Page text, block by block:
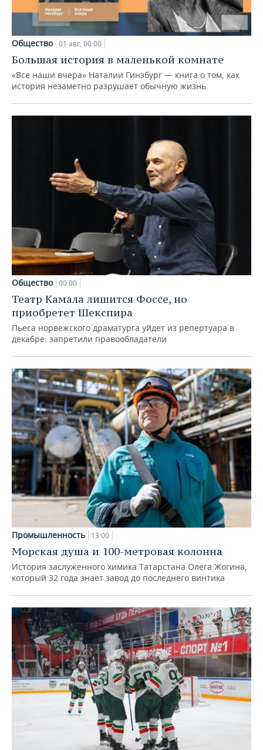
Общество 01 авг, 00:00
Большая история в маленькой комнате
«Все наши вчера» Наталии Гинзбург — книга о том, как
история незаметно разрушает обычную жизнь
Общество 00:00
Театр Камала лишится Фоссе, но
приобретет Шекспира
Пьеса норвежского драматурга уйдет из репертуара в
декабре: запретили правообладатели
Промышленность 13:00
Морская душа и 100-метровая колонна
История заслуженного химика Татарстана Олега Жогина,
который 32 года знает завод до последнего винтика